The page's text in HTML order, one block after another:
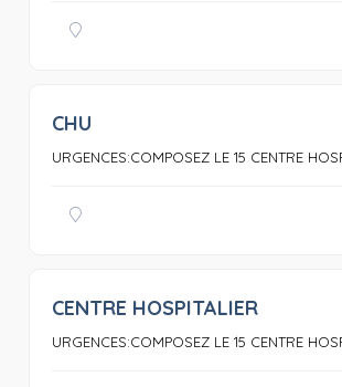
CHU
URGENCES:COMPOSEZ LE 15 CENTRE
CENTRE HOSPITALIER
URGENCES:COMPOSEZ LE 15 CENTRE